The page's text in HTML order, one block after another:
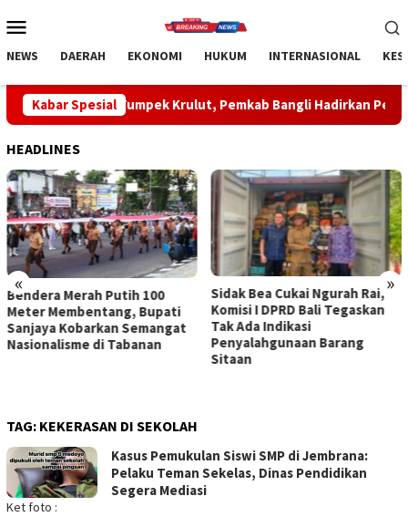
ke
Mobile
NEWS DAERAH EKONOMI HUKUM INTERNASIONAL
Kabar Spesial
Tumpek Krulut, Pemkab Bangli Hadirkan Pengobatan Gratis di
HEADLINES
« »
Sidak Bea Cukai Ngurah Rai,
Komisi I DPRD Bali Tegaskan
Tak Ada Indikasi
Penyalahgunaan Barang
Rahina Tumpek Krulut,
Pemkab Bangli Hadirkan
Pengobatan Gratis di Empat
Kecamatan Wujudkan
Pelayanan Kesehatan
TAG: KEKERASAN DI SEKOLAH
Ket foto :
Kasus Pemukulan Siswi SMP di Jembrana:
Pelaku Teman Sekelas, Dinas Pendidikan
Segera Mediasi